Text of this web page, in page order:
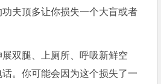
夫顶多让你损失一个大盲或者
双腿、上厕所、呼吸新鲜空
。你可能会因为这个损失了一